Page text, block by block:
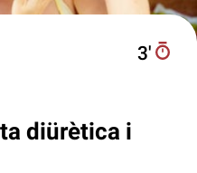
3′
diürètica i